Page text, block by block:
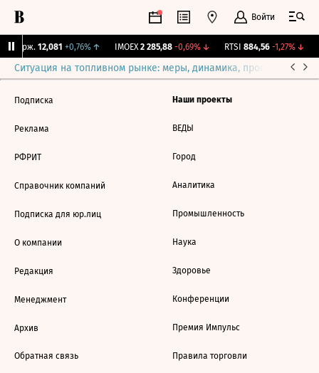
Войти
Бирж. 12,081 +0,76%↑ IMOEX 2 285,88 -0,69%↓ RTSI 884,56 -1,27%↓
Ситуация на топливном рынке: меры, динамика, прогнозы
Подписка
Реклама
РФРИТ
Справочник компаний
Подписка для юр.лиц
О компании
Редакция
Менеджмент
Архив
Обратная связь
Наши проекты
ВЕДЫ
Город
Аналитика
Промышленность
Наука
Здоровье
Конференции
Премия Импульс
Правила торговли